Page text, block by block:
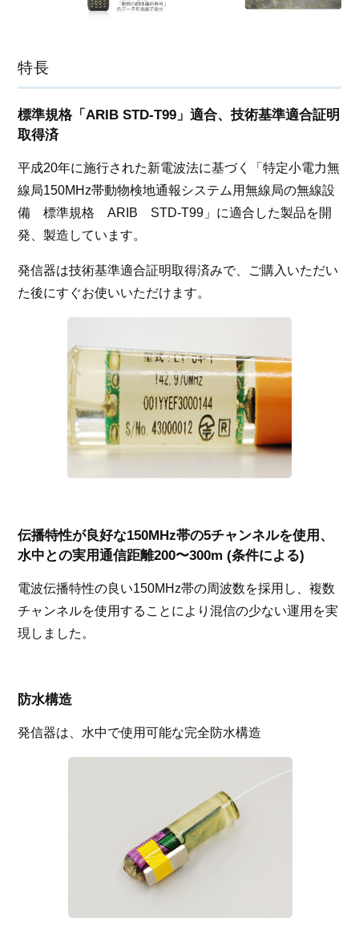
特長
標準規格「ARIB STD-T99」適合、技術基準適合証明
取得済
平成20年に施行された新電波法に基づく「特定小電力無
線局150MHz帯動物検地通報システム用無線局の無線設
備 標準規格 ARIB STD-T99」に適合した製品を開
発、製造しています。
発信器は技術基準適合証明取得済みで、ご購入いただい
た後にすぐお使いいただけます。
伝播特性が良好な150MHz帯の5チャンネルを使用、
水中との実用通信距離200〜300m (条件による)
電波伝播特性の良い150MHz帯の周波数を採用し、複数
チャンネルを使用することにより混信の少ない運用を実
現しました。
防水構造
発信器は、水中で使用可能な完全防水構造